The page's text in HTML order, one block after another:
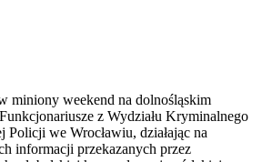
miniony weekend na dolnośląskim
z Wydziału Kryminalnego
we Wrocławiu, działając na
informacji przekazanych przez